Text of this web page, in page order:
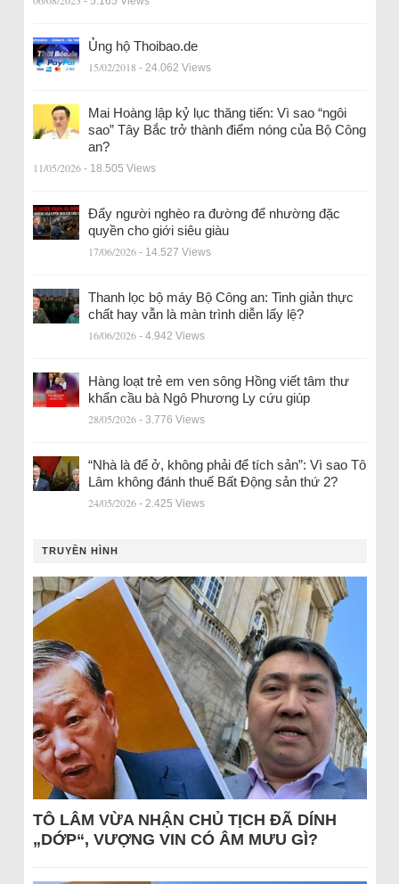
Ủng hộ Thoibao.de
15/02/2018 - 24.062 Views
Mai Hoàng lập kỷ lục thăng tiến: Vì sao “ngôi
sao” Tây Bắc trở thành điểm nóng của Bộ Công
an?
11/05/2026 - 18.505 Views
Đẩy người nghèo ra đường để nhường đặc
quyền cho giới siêu giàu
17/06/2026 - 14.527 Views
Thanh lọc bộ máy Bộ Công an: Tinh giản thực
chất hay vẫn là màn trình diễn lấy lệ?
16/06/2026 - 4.942 Views
Hàng loạt trẻ em ven sông Hồng viết tâm thư
khẩn cầu bà Ngô Phương Ly cứu giúp
28/05/2026 - 3.776 Views
“Nhà là để ở, không phải để tích sản”: Vì sao Tô
Lâm không đánh thuế Bất Động sản thứ 2?
24/05/2026 - 2.425 Views
TRUYỀN HÌNH
TÔ LÂM VỪA NHẬN CHỦ TỊCH ĐÃ DÍNH
„DỚP“, VƯỢNG VIN CÓ ÂM MƯU GÌ?